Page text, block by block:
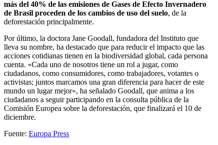
más del 40% de las emisiones de Gases de Efecto Invernadero
de Brasil proceden de los cambios de uso del suelo, de la
deforestación principalmente.
Por último, la doctora Jane Goodall, fundadora del Instituto que
lleva su nombre, ha destacado que para reducir el impacto que las
acciones cotidianas tienen en la biodiversidad global, cada persona
cuenta. «Cada uno de nosotros tiene un rol a jugar, como
ciudadanos, como consumidores, como trabajadores, votantes o
activistas; juntos marcamos una gran diferencia para hacer de este
mundo un lugar mejor», ha señalado Goodall, que anima a los
ciudadanos a seguir participando en la consulta pública de la
Comisión Europea sobre la deforestación, que finalizará el 10 de
diciembre.
Fuente: Europa Press